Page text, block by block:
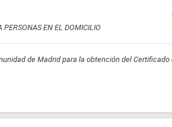
PERSONAS EN EL DOMICILIO
de Madrid para la obtención del Certificado